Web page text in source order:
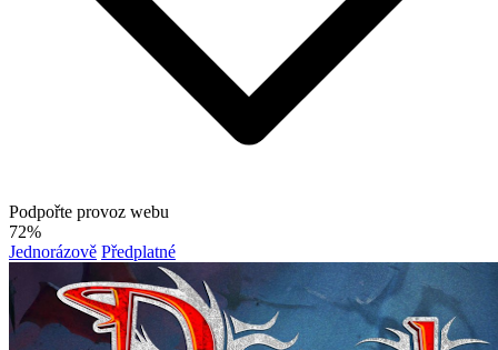
Podpořte provoz webu
72%
Jednorázově Předplatné